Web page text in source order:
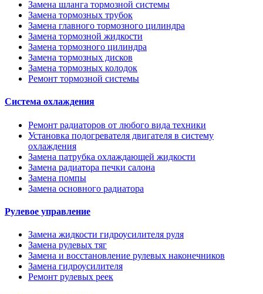
Замена шланга тормозной системы
Замена тормозных трубок
Замена главного тормозного цилиндра
Замена тормозной жидкости
Замена тормозного цилиндра
Замена тормозных дисков
Замена тормозных колодок
Ремонт тормозной системы
Система охлаждения
Ремонт радиаторов от любого вида техники
Установка подогревателя двигателя в систему
охлаждения
Замена патрубка охлаждающей жидкости
Замена радиатора печки салона
Замена помпы
Замена основного радиатора
Рулевое управление
Замена жидкости гидроусилителя руля
Замена рулевых тяг
Замена и восстановление рулевых наконечников
Замена гидроусилителя
Ремонт рулевых реек